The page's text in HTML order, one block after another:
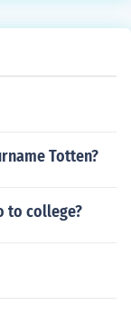
Totten?
to college?